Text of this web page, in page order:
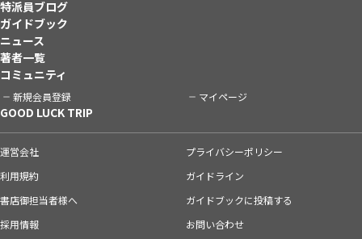
特派員ブログ
ガイドブック
ニュース
著者一覧
コミュニティ
新規会員登録 マイページ
GOOD LUCK TRIP
運営会社
プライバシーポリシー
利用規約
ガイドライン
書店御担当者様へ
ガイドブックに投稿する
採用情報
お問い合わせ